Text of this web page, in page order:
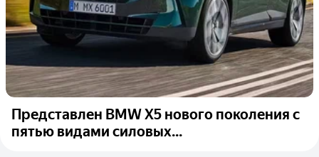
Представлен BMW X5 нового поколения с
пятью видами силовых...